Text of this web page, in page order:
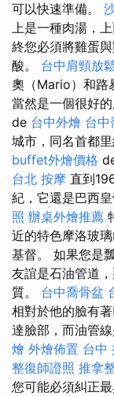
可以快速準備。
上是一種肉湯，
終您必須將雞蛋
酸。 台中肩頸放
奧（Mario）和路
當然是一個很好
de 台中外燴 台中
城市，同名首都
buffet外燴價格
台北 按摩 直到
紀，它還是巴西
照 辦桌外燴推薦
近的特色摩洛玻
基督。 如果您是
友誼是石油管道
質。 台中喬骨盆
相對於他的臉有
達臉部，而油管
燴 外燴佈置 台中
整復師證照 推拿
您可能必須糾正